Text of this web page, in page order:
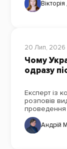
20 Лип, 2026
Чому
одразу
Експерт із
розповів
проведення
Андрій